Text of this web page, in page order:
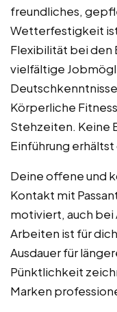
freundliches,
Wetterfestigkeit
Flexibilität bei den
vielfältige
Körperliche
Stehzeiten. Keine
Einführung erhältst
Deine offene und
Kontakt mit
motiviert, auch
Arbeiten ist für
Ausdauer für
Pünktlichkeit
Marken